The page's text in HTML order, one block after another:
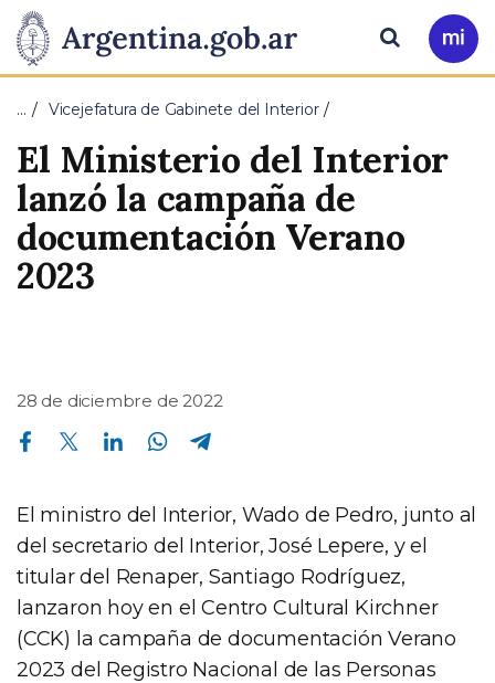
Presidencia
de
la
Nación
Pasar al contenido principal
Ir
a
Buscar
… Vicejefatura de Gabinete del Interior
El Ministerio del Interior
lanzó la campaña de
documentación Verano
2023
28 de diciembre de 2022
Compartir en Facebook Compartir en Twitter Compartir en Linkedin Compartir en Whatsapp
El ministro del Interior, Wado de Pedro, junto al
del secretario del Interior, José Lepere, y el
titular del Renaper, Santiago Rodríguez,
lanzaron hoy en el Centro Cultural Kirchner
(CCK) la campaña de documentación Verano
2023 del Registro Nacional de las Personas